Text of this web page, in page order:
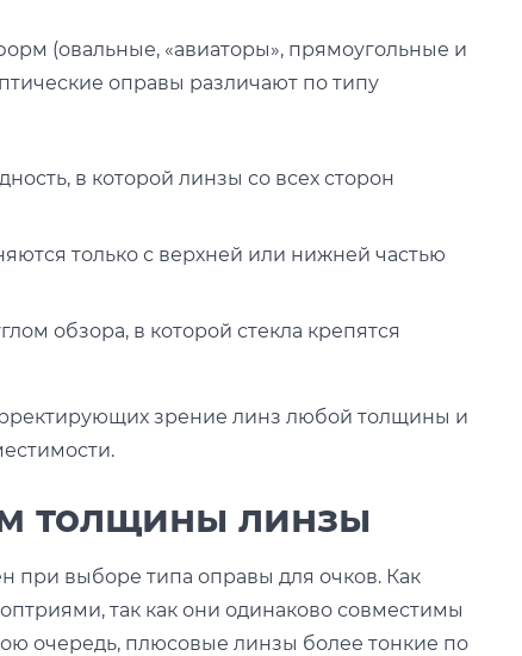
(овальные, «авиаторы», прямоугольные и
оправы различают по типу
в которой линзы со всех сторон
только с верхней или нижней частью
обзора, в которой стекла крепятся
зрение линз любой толщины и
толщины линзы
при выборе типа оправы для очков. Как
так как они одинаково совместимы
очередь, плюсовые линзы более тонкие по